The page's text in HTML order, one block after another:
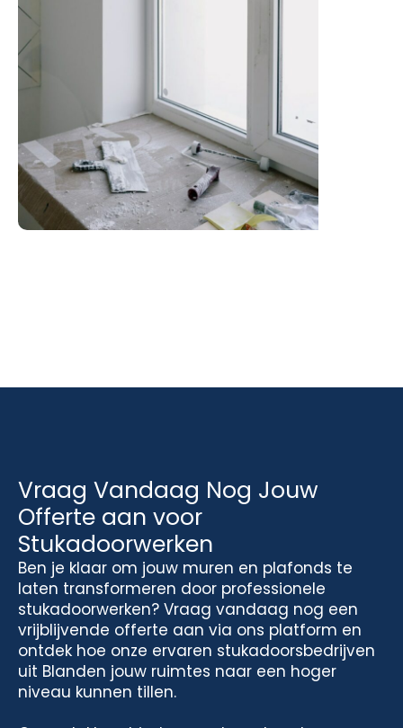
Vraag Vandaag Nog Jouw
Offerte aan voor
Stukadoorwerken
Ben je klaar om jouw muren en plafonds te
laten transformeren door professionele
stukadoorwerken? Vraag vandaag nog een
vrijblijvende offerte aan via ons platform en
ontdek hoe onze ervaren stukadoorsbedrijven
uit Blanden jouw ruimtes naar een hoger
niveau kunnen tillen.